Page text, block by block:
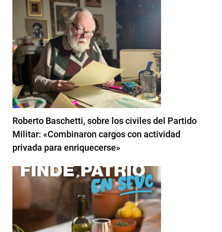
Roberto Baschetti, sobre los civiles del Partido
Militar: «Combinaron cargos con actividad
privada para enriquecerse»